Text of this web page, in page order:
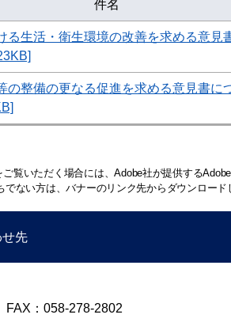
件名
る生活・衛生環境の改善を求める意見
の整備の更なる促進を求める意見書に
覧いただく場合には、Adobe社が提供するAdobe
でない方は、バナーのリンク先からダウンロード
せ先
FAX：058-278-2802